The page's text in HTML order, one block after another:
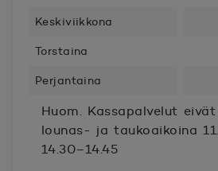
Keskiviikkona
Torstaina
Perjantaina
Huom. Kassapalvelut
lounas- ja taukoaikoina
14.30–14.45